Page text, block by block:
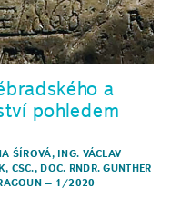
a
pohledem
ŠÍROVÁ, ING. VÁCLAV
CSC., DOC. RNDR. GÜNTHER
– 1/2020